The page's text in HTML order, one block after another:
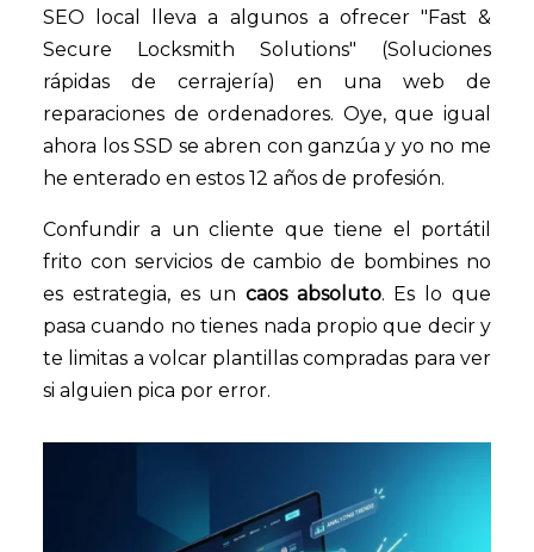
SEO local lleva a algunos a ofrecer "Fast &
Secure Locksmith Solutions" (Soluciones
rápidas de cerrajería) en una web de
reparaciones de ordenadores. Oye, que igual
ahora los SSD se abren con ganzúa y yo no me
he enterado en estos 12 años de profesión.
Confundir a un cliente que tiene el portátil
frito con servicios de cambio de bombines no
es estrategia, es un caos absoluto. Es lo que
pasa cuando no tienes nada propio que decir y
te limitas a volcar plantillas compradas para ver
si alguien pica por error.